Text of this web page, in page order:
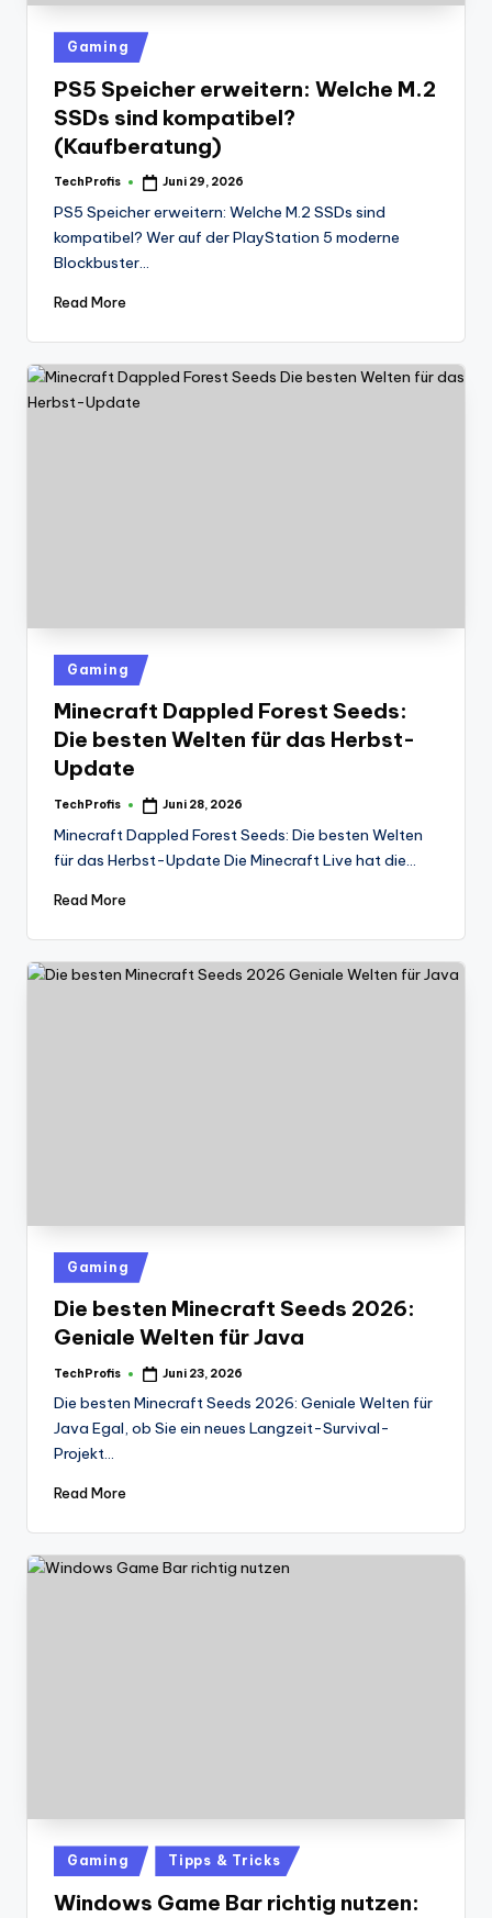
Posted
in
Gaming
PS5 Speicher erweitern: Welche M.2
SSDs sind kompatibel?
(Kaufberatung)
Posted
TechProfis Juni 29, 2026
PS5 Speicher erweitern: Welche M.2 SSDs sind
kompatibel? Wer auf der PlayStation 5 moderne
Blockbuster…
Read More
Posted
in
Gaming
Minecraft Dappled Forest Seeds:
Die besten Welten für das Herbst-
Update
Posted
TechProfis Juni 28, 2026
Minecraft Dappled Forest Seeds: Die besten Welten
für das Herbst-Update Die Minecraft Live hat die…
Read More
Posted
in
Gaming
Die besten Minecraft Seeds 2026:
Geniale Welten für Java
Posted
TechProfis Juni 23, 2026
Die besten Minecraft Seeds 2026: Geniale Welten für
Java Egal, ob Sie ein neues Langzeit-Survival-
Projekt…
Read More
Posted
in
Gaming Tipps & Tricks
Windows Game Bar richtig nutzen: